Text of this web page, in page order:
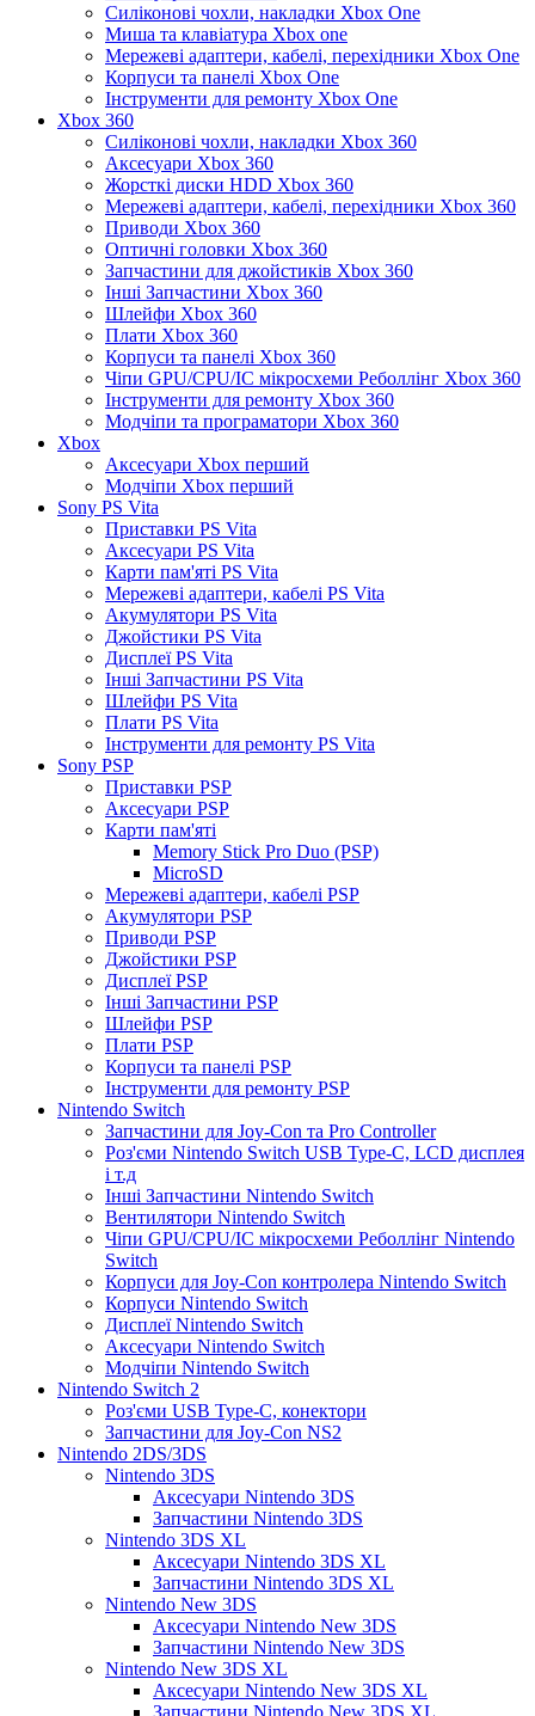
Силіконові чохли, накладки Xbox One
Миша та клавіатура Xbox one
Мережеві адаптери, кабелі, перехідники Xbox One
Корпуси та панелі Xbox One
Інструменти для ремонту Xbox One
Xbox 360
Силіконові чохли, накладки Xbox 360
Аксесуари Xbox 360
Жорсткі диски HDD Xbox 360
Мережеві адаптери, кабелі, перехідники Xbox 360
Приводи Xbox 360
Оптичні головки Xbox 360
Запчастини для джойстиків Xbox 360
Інші Запчастини Xbox 360
Шлейфи Xbox 360
Плати Xbox 360
Корпуси та панелі Xbox 360
Чіпи GPU/CPU/IC мікросхеми Реболлінг Xbox 360
Інструменти для ремонту Xbox 360
Модчіпи та програматори Xbox 360
Xbox
Аксесуари Xbox перший
Модчіпи Xbox перший
Sony PS Vita
Приставки PS Vita
Аксесуари PS Vita
Карти пам'яті PS Vita
Мережеві адаптери, кабелі PS Vita
Акумулятори PS Vita
Джойстики PS Vita
Дисплеї PS Vita
Інші Запчастини PS Vita
Шлейфи PS Vita
Плати PS Vita
Інструменти для ремонту PS Vita
Sony PSP
Приставки PSP
Аксесуари PSP
Карти пам'яті
Memory Stick Pro Duo (PSP)
MicroSD
Мережеві адаптери, кабелі PSP
Акумулятори PSP
Приводи PSP
Джойстики PSP
Дисплеї PSP
Інші Запчастини PSP
Шлейфи PSP
Плати PSP
Корпуси та панелі PSP
Інструменти для ремонту PSP
Nintendo Switch
Запчастини для Joy-Con та Pro Controller
Роз'єми Nintendo Switch USB Type-C, LCD дисплея
і т.д
Інші Запчастини Nintendo Switch
Вентилятори Nintendo Switch
Чіпи GPU/CPU/IC мікросхеми Реболлінг Nintendo
Switch
Корпуси для Joy-Con контролера Nintendo Switch
Корпуси Nintendo Switch
Дисплеї Nintendo Switch
Аксесуари Nintendo Switch
Модчіпи Nintendo Switch
Nintendo Switch 2
Роз'єми USB Type-C, конектори
Запчастини для Joy-Con NS2
Nintendo 2DS/3DS
Nintendo 3DS
Аксесуари Nintendo 3DS
Запчастини Nintendo 3DS
Nintendo 3DS XL
Аксесуари Nintendo 3DS XL
Запчастини Nintendo 3DS XL
Nintendo New 3DS
Аксесуари Nintendo New 3DS
Запчастини Nintendo New 3DS
Nintendo New 3DS XL
Аксесуари Nintendo New 3DS XL
Запчастини Nintendo New 3DS XL